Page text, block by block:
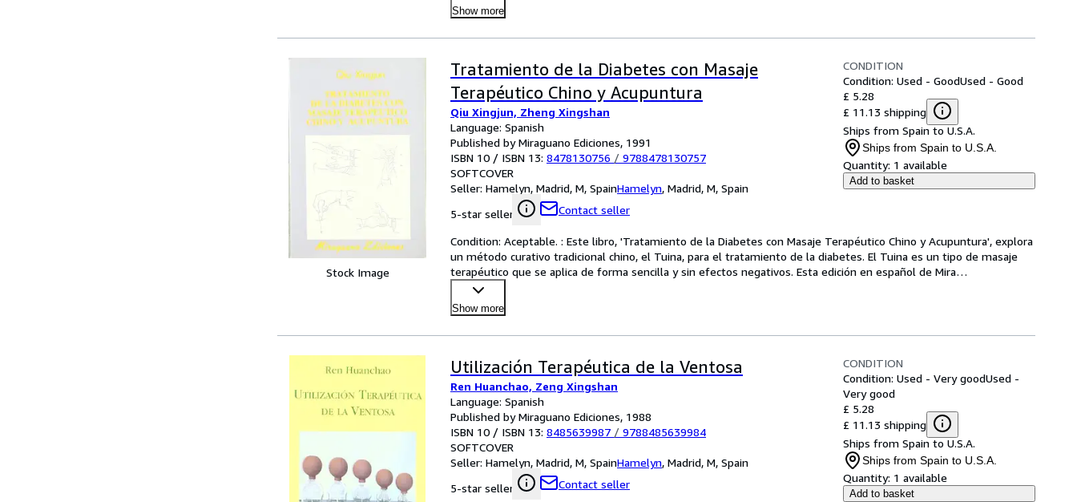
Show more
Stock Image
Tratamiento de la Diabetes con Masaje
Terapéutico Chino y Acupuntura
Qiu Xingjun, Zheng Xingshan
Language: Spanish
Published by Miraguano Ediciones, 1991
ISBN 10 / ISBN 13: 8478130756 / 9788478130757
SOFTCOVER
Seller: Hamelyn, Madrid, M, SpainHamelyn, Madrid, M, Spain
5-star seller
Contact seller
CONDITION
Condition: Used - GoodUsed - Good
£ 5.28
£ 11.13 shipping
Ships from Spain to U.S.A.
Ships from Spain to U.S.A.
Quantity: 1 available
Add to basket
Condition: Aceptable. : Este libro, 'Tratamiento de la Diabetes con Masaje Terapéutico Chino y Acupuntura', explora
un método curativo tradicional chino, el Tuina, para el tratamiento de la diabetes. El Tuina es un tipo de masaje
terapéutico que se aplica de forma sencilla y sin efectos negativos. Esta edición en español de Mira…
Show more
Utilización Terapéutica de la Ventosa
Ren Huanchao, Zeng Xingshan
Language: Spanish
Published by Miraguano Ediciones, 1988
ISBN 10 / ISBN 13: 8485639987 / 9788485639984
SOFTCOVER
Seller: Hamelyn, Madrid, M, SpainHamelyn, Madrid, M, Spain
5-star seller
Contact seller
CONDITION
Condition: Used - Very goodUsed -
Very good
£ 5.28
£ 11.13 shipping
Ships from Spain to U.S.A.
Ships from Spain to U.S.A.
Quantity: 1 available
Add to basket